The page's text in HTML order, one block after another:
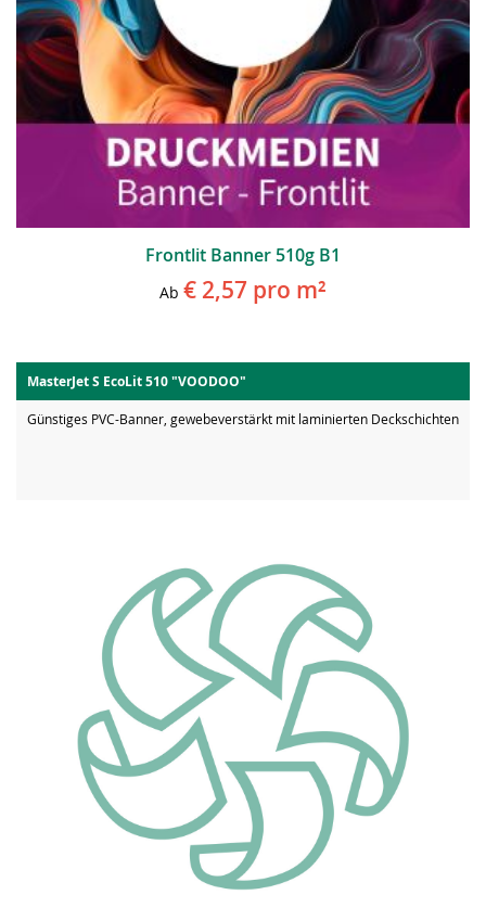
Frontlit Banner 510g B1
Ab € 2,57 pro m²
MasterJet S EcoLit 510 "VOODOO"
Günstiges PVC-Banner, gewebeverstärkt mit laminierten Deckschichten